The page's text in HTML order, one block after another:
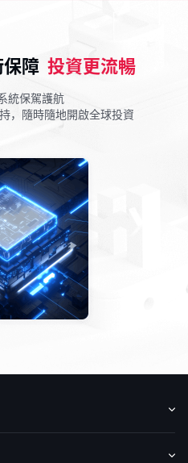
障 投資更流暢
統保駕護航
，隨時隨地開啟全球投資